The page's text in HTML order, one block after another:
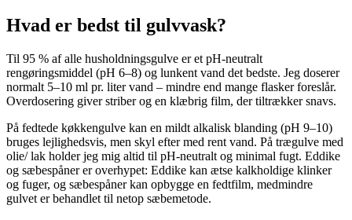
Hvad er bedst til gulvvask?
Til 95 % af alle husholdningsgulve er et pH-neutralt
rengøringsmiddel (pH 6–8) og lunkent vand det bedste. Jeg doserer
normalt 5–10 ml pr. liter vand – mindre end mange flasker foreslår.
Overdosering giver striber og en klæbrig film, der tiltrækker snavs.
På fedtede køkkengulve kan en mildt alkalisk blanding (pH 9–10)
bruges lejlighedsvis, men skyl efter med rent vand. På trægulve med
olie/ lak holder jeg mig altid til pH-neutralt og minimal fugt. Eddike
og sæbespåner er overhypet: Eddike kan ætse kalkholdige klinker
og fuger, og sæbespåner kan opbygge en fedtfilm, medmindre
gulvet er behandlet til netop sæbemetode.